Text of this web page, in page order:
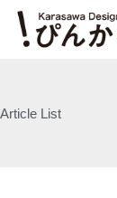
キ
Article List